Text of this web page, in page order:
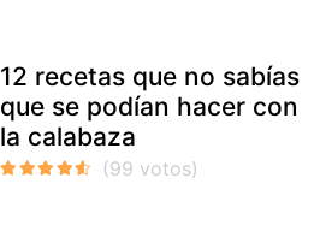
12 recetas que no sabías
que se podían hacer con
la calabaza